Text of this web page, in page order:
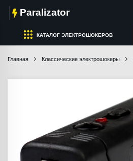
КАТАЛОГ ЭЛЕКТРОШОКЕРОВ
Paralizator
Главная Классические электрошокеры